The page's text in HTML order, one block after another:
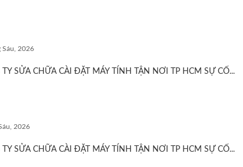
Sáu, 2026
TY SỬA CHỮA CÀI ĐẶT MÁY TÍNH TẬN NƠI TP HCM SỰ CỐ...
2026
TY SỬA CHỮA CÀI ĐẶT MÁY TÍNH TẬN NƠI TP HCM SỰ CỐ...